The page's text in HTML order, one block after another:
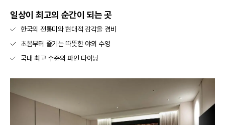
일상이 최고의 순간이 되는 곳
한국의 전통미와 현대적 감각을 겸비
초봄부터 즐기는 따뜻한 야외 수영
국내 최고 수준의 파인 다이닝